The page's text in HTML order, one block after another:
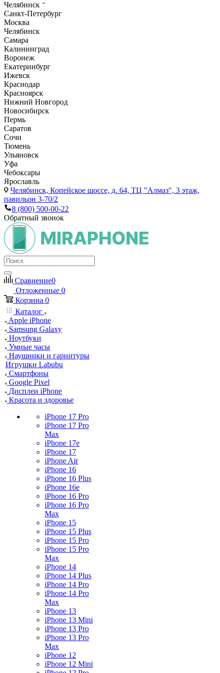
Челябинск
Санкт-Петербург
Москва
Челябинск
Самара
Калининград
Воронеж
Екатеринбург
Ижевск
Краснодар
Красноярск
Нижний Новгород
Новосибирск
Пермь
Саратов
Сочи
Тюмень
Ульяновск
Уфа
Чебоксары
Ярославль
Челябинск, Копейское шоссе, д. 64, ТЦ "Алмаз", 3 этаж,
павильон 3-70/2
8 (800) 500-00-22
Обратный звонок
Сравнение0
Отложенные 0
Корзина 0
Каталог
Apple iPhone
Samsung Galaxy
Ноутбуки
Умные часы
Наушники и гарнитуры
Игрушки Labubu
Смартфоны
Google Pixel
Дисплеи iPhone
Красота и здоровье
iPhone 17 Pro
iPhone 17 Pro
Max
iPhone 17e
iPhone 17
iPhone Air
iPhone 16
iPhone 16 Plus
iPhone 16e
iPhone 16 Pro
iPhone 16 Pro
Max
iPhone 15
iPhone 15 Plus
iPhone 15 Pro
iPhone 15 Pro
Max
iPhone 14
iPhone 14 Plus
iPhone 14 Pro
iPhone 14 Pro
Max
iPhone 13
iPhone 13 Mini
iPhone 13 Pro
iPhone 13 Pro
Max
iPhone 12
iPhone 12 Mini